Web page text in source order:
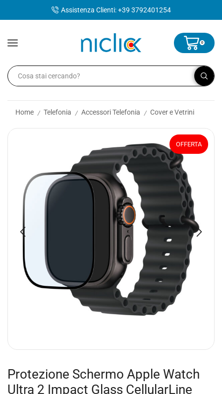
Assistenza Clienti: +39 3792401254
0
Home / Telefonia / Accessori Telefonia / Cover e Vetrini
OFFERTA
Protezione Schermo Apple Watch
Ultra 2 Impact Glass CellularLine